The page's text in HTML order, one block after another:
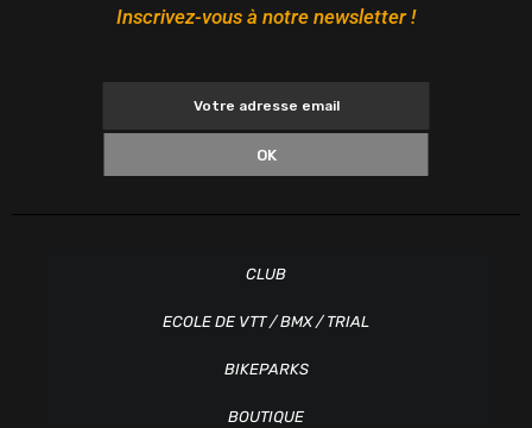
Inscrivez-vous à notre newsletter !
OK
CLUB
ECOLE DE VTT / BMX / TRIAL
BIKEPARKS
BOUTIQUE